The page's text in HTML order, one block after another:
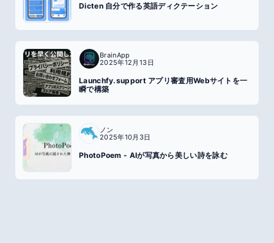
Dicten 自分で作る英語ディクテーション
BrainApp
2025年12月13日
Launchfy.support アプリ審査用Webサイトを一
瞬で構築
ノン
2025年10月3日
PhotoPoem - AIが写真から美しい詩を詠む